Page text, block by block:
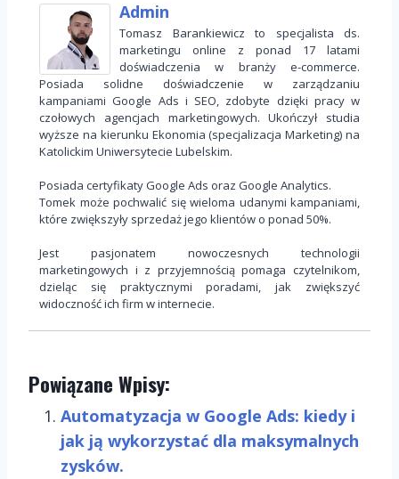
Admin
Tomasz Barankiewicz to specjalista ds.
marketingu online z ponad 17 latami
doświadczenia w branży e-commerce.
Posiada solidne doświadczenie w zarządzaniu
kampaniami Google Ads i SEO, zdobyte dzięki pracy w
czołowych agencjach marketingowych. Ukończył studia
wyższe na kierunku Ekonomia (specjalizacja Marketing) na
Katolickim Uniwersytecie Lubelskim.
Posiada certyfikaty Google Ads oraz Google Analytics.
Tomek może pochwalić się wieloma udanymi kampaniami,
które zwiększyły sprzedaż jego klientów o ponad 50%.
Jest pasjonatem nowoczesnych technologii
marketingowych i z przyjemnością pomaga czytelnikom,
dzieląc się praktycznymi poradami, jak zwiększyć
widoczność ich firm w internecie.
Powiązane Wpisy:
Automatyzacja w Google Ads: kiedy i
jak ją wykorzystać dla maksymalnych
zysków.